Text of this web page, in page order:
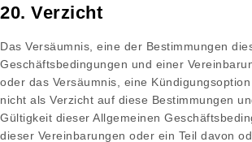
20. Verzicht
Das Versäumnis, eine der Bestimmungen
Geschäftsbedingungen und einer
oder das Versäumnis, eine
nicht als Verzicht auf diese Bestimmungen
Gültigkeit dieser Allgemeinen
dieser Vereinbarungen oder ein Teil davon